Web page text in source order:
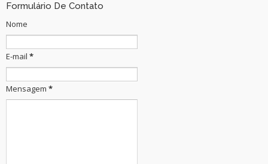
Formulário De Contato
Nome
E-mail *
Mensagem *